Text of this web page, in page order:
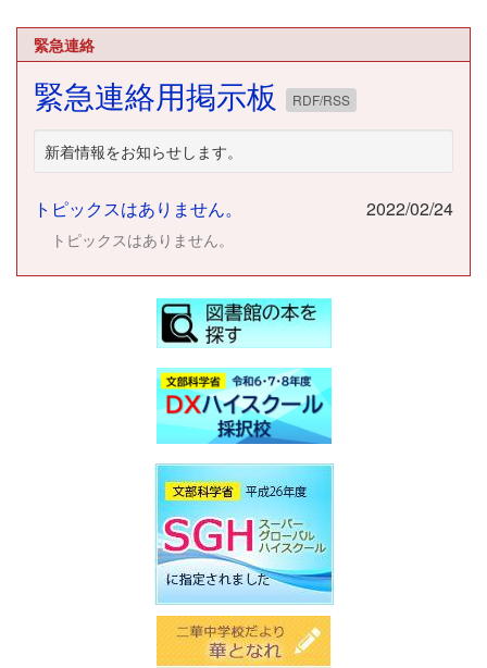
緊急連絡
緊急連絡用掲示板 RDF/RSS
新着情報をお知らせします。
トピックスはありません。 2022/02/24
トピックスはありません。